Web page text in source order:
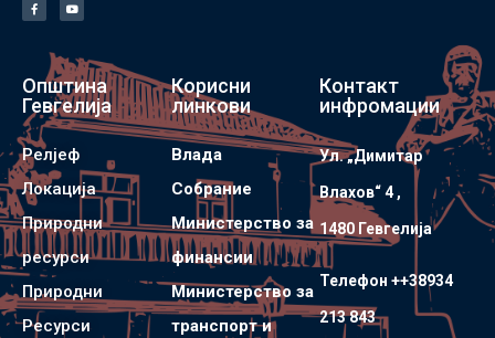
Општина
Гевгелија
Релјеф
Локација
Природни
ресурси
Природни
Ресурси
Корисни
линкови
Влада
Собрание
Министерство за
финансии
Министерство за
транспорт и
Контакт
инфромации
Ул. „Димитар
Влахов“ 4 ,
1480 Гевгелијa
Телефон ++38934
213 843